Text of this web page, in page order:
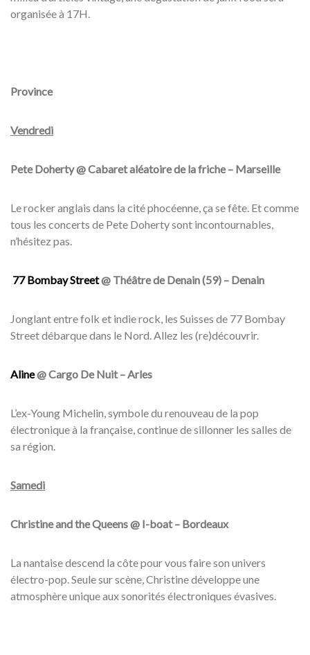
organisée à 17H.
Province
Vendredi
Pete Doherty @ Cabaret aléatoire de la friche – Marseille
Le rocker anglais dans la cité phocéenne, ça se fête. Et comme
tous les concerts de Pete Doherty sont incontournables,
n’hésitez pas.
77 Bombay Street@ Théâtre de Denain (59) – Denain
Jonglant entre folk et indie rock, les Suisses de 77 Bombay
Street débarque dans le Nord. Allez les (re)découvrir.
Aline@ Cargo De Nuit – Arles
L’ex-Young Michelin, symbole du renouveau de la pop
électronique à la française, continue de sillonner les salles de
sa région.
Samedi
Christine and the Queens @ I-boat – Bordeaux
La nantaise descend la côte pour vous faire son univers
électro-pop. Seule sur scène, Christine développe une
atmosphère unique aux sonorités électroniques évasives.